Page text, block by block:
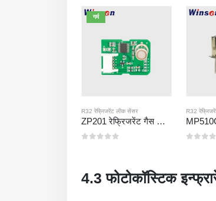
गर्म
R32 रेफ्रिजरेंट लीक सेंसर
ZP201 रेफ्रिजरेंट गैस डिटेक्शन मॉड्यूल | उच्च संवेदनशीलता R32 रिसाव सेंसर
R32
4.3 फोटोकॉस्टिक